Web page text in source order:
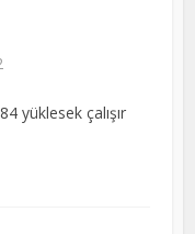
yüklesek çalışır